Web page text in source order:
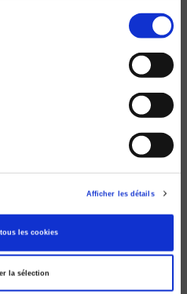
Afficher les détails
les cookies
la sélection